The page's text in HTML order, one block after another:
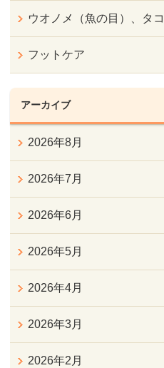
ウオノメ（魚の目）、タコ
フットケア
アーカイブ
2026年8月
2026年7月
2026年6月
2026年5月
2026年4月
2026年3月
2026年2月